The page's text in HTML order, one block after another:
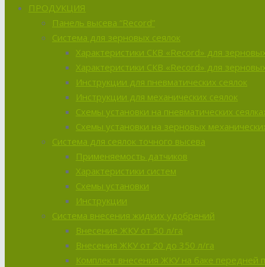
ПРОДУКЦИЯ
Панель высева “Record”
Система для зерновых сеялок
Характеристики СКВ «Record» для
Характеристики СКВ «Record» для
Инструкции для пневматических сеялок
Инструкции для механических сеялок
Схемы установки на пневматических
Схемы установки на зерновых
Система для сеялок точного высева
Применяемость датчиков
Характеристики систем
Схемы установки
Инструкции
Система внесения жидких удобрений
Внесение ЖКУ от 50 л/га
Внесения ЖКУ от 20 до 350 л/га
Комплект внесения ЖКУ на баке передней